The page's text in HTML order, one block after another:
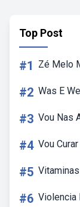
Top Post
#1 Zé Melo
#2 Was E
#3 Vou Nas
#4 Vou
#5
#6 Violencia